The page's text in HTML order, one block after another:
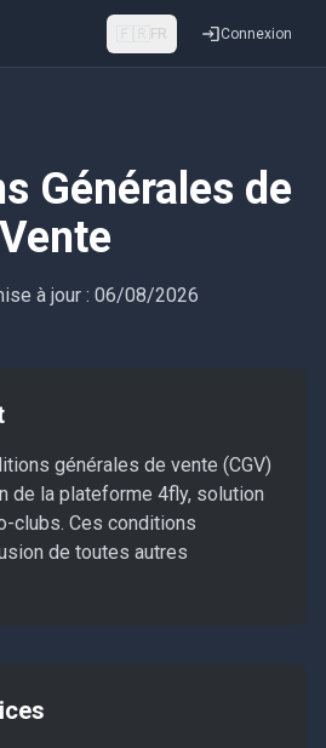
🇫🇷 FR Connexion
Générales de
Vente
à jour : 06/08/2026
générales de vente (CGV)
de la plateforme 4fly, solution
clubs. Ces conditions
de toutes autres